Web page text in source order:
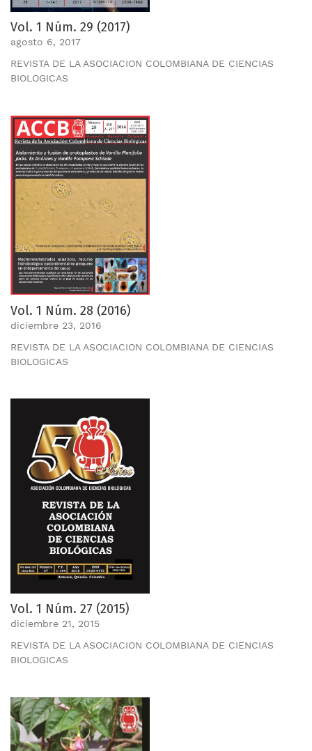
Vol. 1 Núm. 29 (2017)
agosto 6, 2017
REVISTA DE LA ASOCIACION COLOMBIANA DE CIENCIAS
BIOLOGICAS
Vol. 1 Núm. 28 (2016)
diciembre 23, 2016
REVISTA DE LA ASOCIACION COLOMBIANA DE CIENCIAS
BIOLOGICAS
Vol. 1 Núm. 27 (2015)
diciembre 21, 2015
REVISTA DE LA ASOCIACION COLOMBIANA DE CIENCIAS
BIOLOGICAS